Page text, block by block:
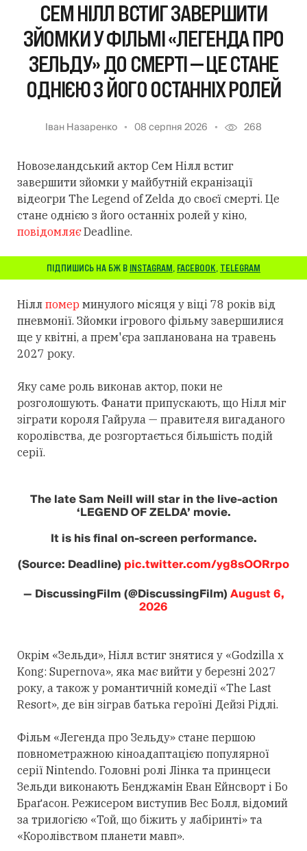
СЕМ НІЛЛ ВСТИГ ЗАВЕРШИТИ
ЗЙОМКИ У ФІЛЬМІ «ЛЕГЕНДА ПРО
ЗЕЛЬДУ» ДО СМЕРТІ — ЦЕ СТАНЕ
ОДНІЄЮ З ЙОГО ОСТАННІХ РОЛЕЙ
Іван Назаренко 08 серпня 2026 268
Новозеландський актор Сем Нілл встиг
завершити зйомки у майбутній екранізації
відеогри The Legend of Zelda до своєї смерті. Це
стане однією з його останніх ролей у кіно,
повідомляєDeadline.
ПІДПИШИСЬ НА БЖ В INSTAGRAM, FACEBOOK, TELEGRAM
Нілл помер минулого місяця у віці 78 років від
пневмонії. Зйомки ігрового фільму завершилися
ще у квітні, а прем'єра запланована на травень
2027 року.
Яку саме роль виконав актор, поки не
розголошують. Фанати припускають, що Нілл міг
зіграти короля Гайрула — правителя вигаданого
королівства, де розгортається більшість подій
серії.
The late Sam Neill will star in the live-action
‘LEGEND OF ZELDA’ movie.
It is his final on-screen performance.
(Source: Deadline) pic.twitter.com/yg8sOORrpo
— DiscussingFilm (@DiscussingFilm)August 6,
2026
Окрім «Зельди», Нілл встиг знятися у «Godzilla x
Kong: Supernova», яка має вийти у березні 2027
року, а також у романтичній комедії «The Last
Resort», де він зіграв батька героїні Дейзі Рідлі.
Фільм «Легенда про Зельду» стане першою
повнометражною кіноадаптацією популярної
серії Nintendo. Головні ролі Лінка та принцеси
Зельди виконають Бенджамін Еван Ейнсворт і Бо
Браґасон. Режисером виступив Вес Болл, відомий
за трилогією «Той, що біжить у лабіринті» та
«Королівством планети мавп».